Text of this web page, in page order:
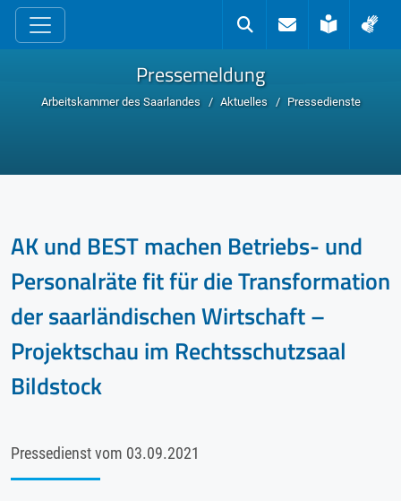
zum Inhalt
SucheKontakt
Leichte
Pressemeldung
Arbeitskammer des Saarlandes Aktuelles Pressedienste
AK und BEST machen Betriebs- und
Personalräte fit für die Transformation
der saarländischen Wirtschaft –
Projektschau im Rechtsschutzsaal
Bildstock
Pressedienst vom 03.09.2021